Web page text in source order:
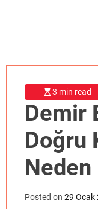
3 min read
Demir
Doğru
Neden
Posted on 29 Ocak